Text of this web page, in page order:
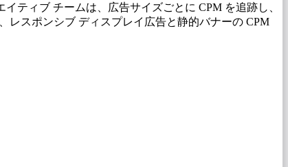
ティブ チームは、広告サイズごとに CPM を追跡し、
レスポンシブ ディスプレイ広告と静的バナーの CPM